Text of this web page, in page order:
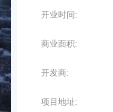
开业时间:
商业面积:
开发商:
项目地址: